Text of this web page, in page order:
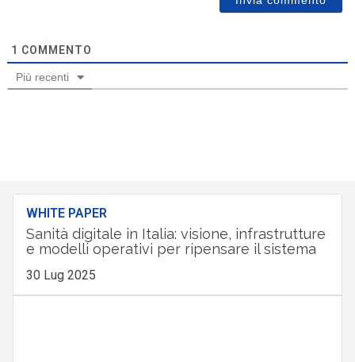
1 COMMENTO
Più recenti
WHITE PAPER
Sanità digitale in Italia: visione, infrastrutture
e modelli operativi per ripensare il sistema
30 Lug 2025